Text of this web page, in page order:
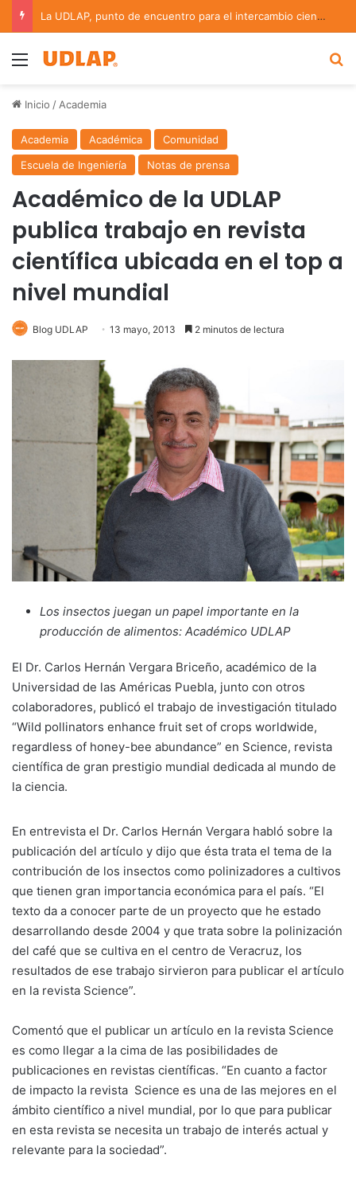
La UDLAP, punto de encuentro para el intercambio científico en bioinformática y redes complejas
Menu
Inicio / Academia
Academia Académica
Comunidad
Escuela de Ingeniería
Notas de prensa
Académico de la UDLAP
publica trabajo en revista
científica ubicada en el top a
nivel mundial
Blog UDLAP 13 mayo, 2013 2 minutos de lectura
Los insectos juegan un papel importante en la
producción de alimentos: Académico UDLAP
El Dr. Carlos Hernán Vergara Briceño, académico de la
Universidad de las Américas Puebla, junto con otros
colaboradores, publicó el trabajo de investigación titulado
“Wild pollinators enhance fruit set of crops worldwide,
regardless of honey-bee abundance” en Science, revista
científica de gran prestigio mundial dedicada al mundo de
la ciencia.
En entrevista el Dr. Carlos Hernán Vergara habló sobre la
publicación del artículo y dijo que ésta trata el tema de la
contribución de los insectos como polinizadores a cultivos
que tienen gran importancia económica para el país. “El
texto da a conocer parte de un proyecto que he estado
desarrollando desde 2004 y que trata sobre la polinización
del café que se cultiva en el centro de Veracruz, los
resultados de ese trabajo sirvieron para publicar el artículo
en la revista Science”.
Comentó que el publicar un artículo en la revista Science
es como llegar a la cima de las posibilidades de
publicaciones en revistas científicas. “En cuanto a factor
de impacto la revista Science es una de las mejores en el
ámbito científico a nivel mundial, por lo que para publicar
en esta revista se necesita un trabajo de interés actual y
relevante para la sociedad”.